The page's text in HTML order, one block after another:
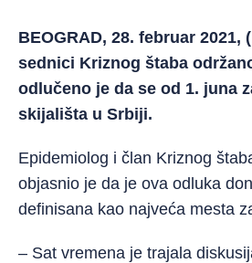
BEOGRAD, 28. februar 2021,
sednici Kriznog štaba
odlučeno je da se od 1. juna
skijališta u Srbiji.
Epidemiolog i član Kriznog
objasnio je da je ova odluka
definisana kao najveća mesta
– Sat vremena je trajala